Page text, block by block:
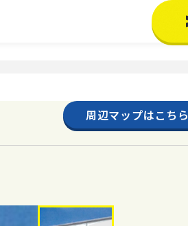
周辺マップはこちら